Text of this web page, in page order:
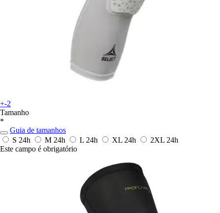
+-2
Tamanho
*
Guia de tamanhos
S 24h M 24h L 24h XL 24h 2XL 24h
Este campo é obrigatório